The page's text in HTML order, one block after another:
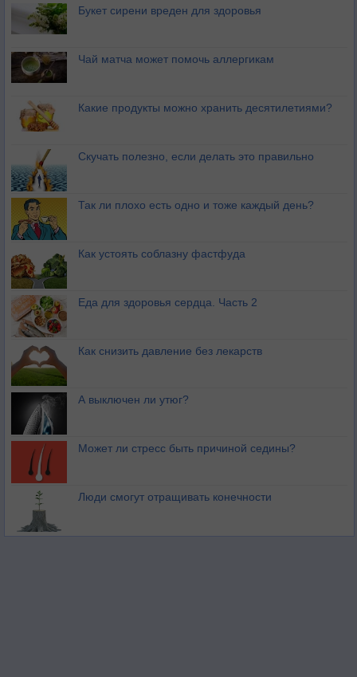
Букет сирени вреден для здоровья
Чай матча может помочь аллергикам
Какие продукты можно хранить десятилетиями?
Скучать полезно, если делать это правильно
Так ли плохо есть одно и тоже каждый день?
Как устоять соблазну фастфуда
Еда для здоровья сердца. Часть 2
Как снизить давление без лекарств
А выключен ли утюг?
Может ли стресс быть причиной седины?
Люди смогут отращивать конечности